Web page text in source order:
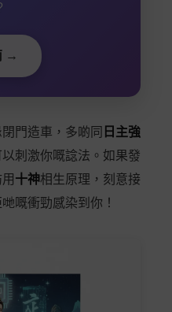
→
門造車，多啲同 日主強
刺激你嘅諗法。如果發
十神相生原理，刻意接
嘅衝勁感染到你！